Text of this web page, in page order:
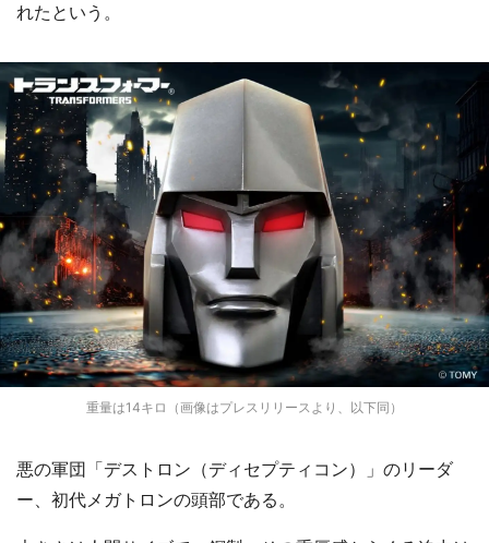
れたという。
重量は14キロ（画像はプレスリリースより、以下同）
悪の軍団「デストロン（ディセプティコン）」のリーダ
ー、初代メガトロンの頭部である。